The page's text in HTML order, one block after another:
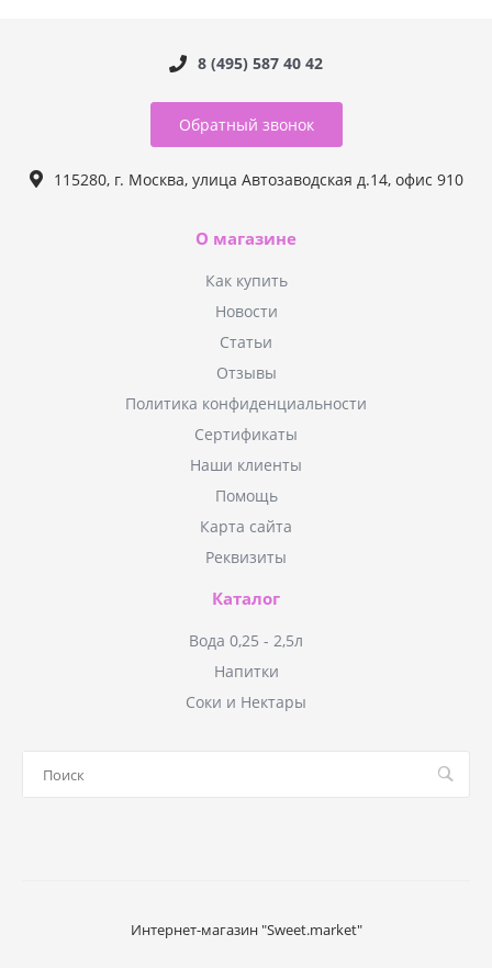
8 (495) 587 40 42
Обратный звонок
115280, г. Москва, улица Автозаводская д.14, офис 910
О магазине
Как купить
Новости
Статьи
Отзывы
Политика конфиденциальности
Сертификаты
Наши клиенты
Помощь
Карта сайта
Реквизиты
Каталог
Вода 0,25 - 2,5л
Напитки
Соки и Нектары
Интернет-магазин "Sweet.market"